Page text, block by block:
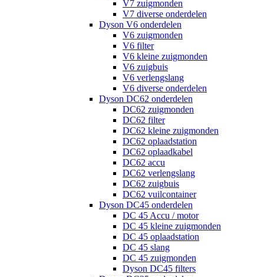
V7 zuigmonden
V7 diverse onderdelen
Dyson V6 onderdelen
V6 zuigmonden
V6 filter
V6 kleine zuigmonden
V6 zuigbuis
V6 verlengslang
V6 diverse onderdelen
Dyson DC62 onderdelen
DC62 zuigmonden
DC62 filter
DC62 kleine zuigmonden
DC62 oplaadstation
DC62 oplaadkabel
DC62 accu
DC62 verlengslang
DC62 zuigbuis
DC62 vuilcontainer
Dyson DC45 onderdelen
DC 45 Accu / motor
DC 45 kleine zuigmonden
DC 45 oplaadstation
DC 45 slang
DC 45 zuigmonden
Dyson DC45 filters